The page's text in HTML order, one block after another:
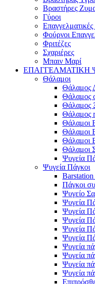
Βραστήρες
Γύροι
Επαγγελματικές
Φούρνοι
Φριτέζες
Σχαριέρες
Μπαιν Μαρί
ΕΠΑΓΓΕΛΜΑΤΙΚΗ
Θάλαμοι
Θάλαμος
Θάλαμος
Θάλαμος
Θάλαμος
Θάλαμοι
Θάλαμοι
Θάλαμοι
Θάλαμοι
Ψυγεία
Ψυγεία Πάγκοι
Barstation
Πάγκοι
Ψυγείο
Ψυγεία
Ψυγεία
Ψυγεία
Ψυγεία
Ψυγεία
Ψυγεία
Ψυγεία
Ψυγεία
Ψυγεία